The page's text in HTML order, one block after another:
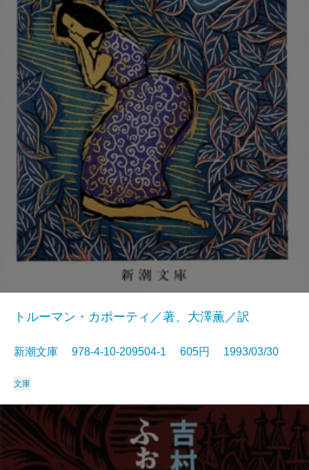
トルーマン・カポーティ／著、大澤薫／訳
新潮文庫 978-4-10-209504-1 605円 1993/03/30
文庫